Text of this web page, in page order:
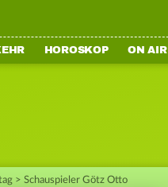
HOROSKOP ON AIR
> Schauspieler Götz Otto